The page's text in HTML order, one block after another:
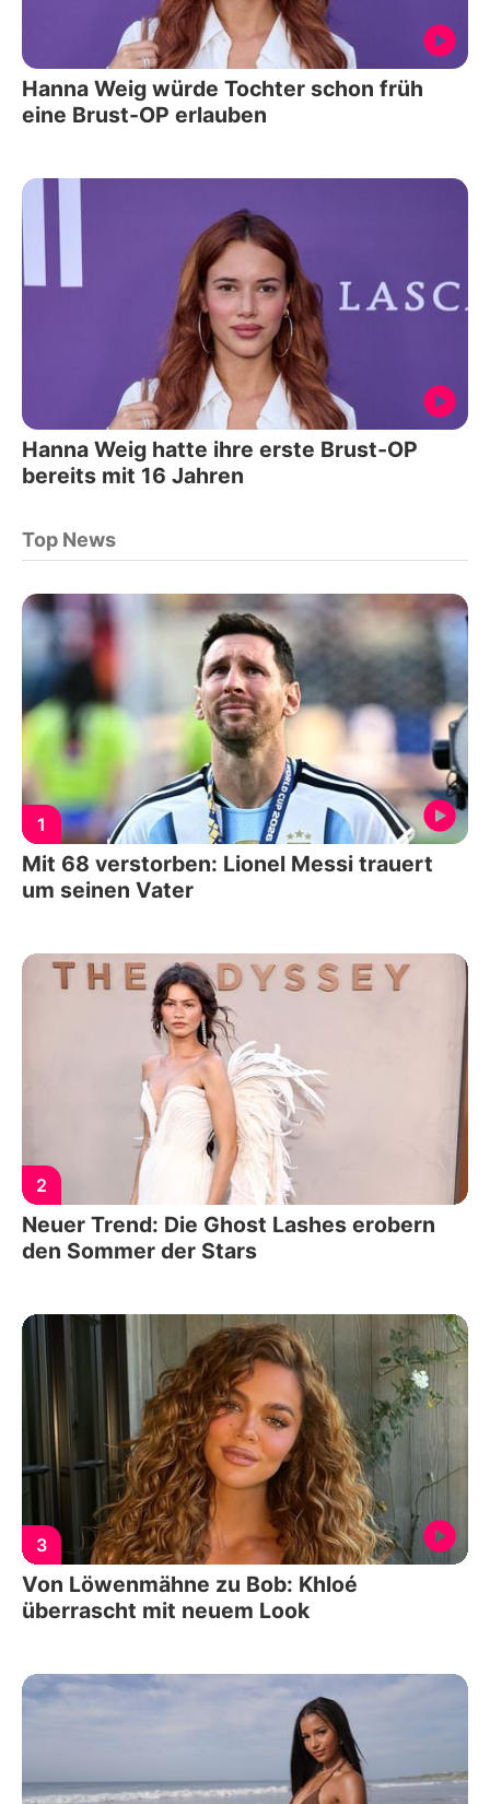
Hanna Weig würde Tochter schon früh
eine Brust-OP erlauben
Hanna Weig hatte ihre erste Brust-OP
bereits mit 16 Jahren
Top News
1
Mit 68 verstorben: Lionel Messi trauert
um seinen Vater
2
Neuer Trend: Die Ghost Lashes erobern
den Sommer der Stars
3
Von Löwenmähne zu Bob: Khloé
überrascht mit neuem Look